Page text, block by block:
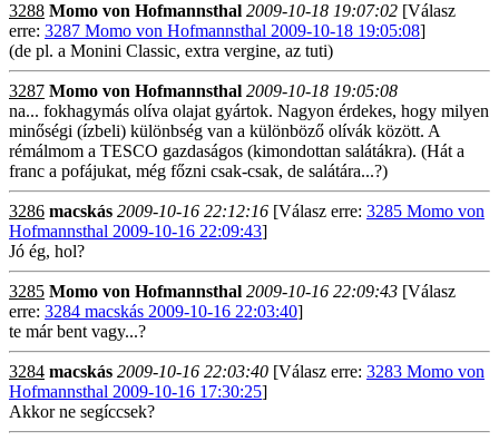
3288 Momo von Hofmannsthal 2009-10-18 19:07:02 [Válasz
erre: 3287 Momo von Hofmannsthal 2009-10-18 19:05:08]
(de pl. a Monini Classic, extra vergine, az tuti)
3287 Momo von Hofmannsthal 2009-10-18 19:05:08
na... fokhagymás olíva olajat gyártok. Nagyon érdekes, hogy milyen
minőségi (ízbeli) különbség van a különböző olívák között. A
rémálmom a TESCO gazdaságos (kimondottan salátákra). (Hát a
franc a pofájukat, még főzni csak-csak, de salátára...?)
3286 macskás 2009-10-16 22:12:16 [Válasz erre: 3285 Momo von
Hofmannsthal 2009-10-16 22:09:43]
Jó ég, hol?
3285 Momo von Hofmannsthal 2009-10-16 22:09:43 [Válasz
erre: 3284 macskás 2009-10-16 22:03:40]
te már bent vagy...?
3284 macskás 2009-10-16 22:03:40 [Válasz erre: 3283 Momo von
Hofmannsthal 2009-10-16 17:30:25]
Akkor ne segíccsek?